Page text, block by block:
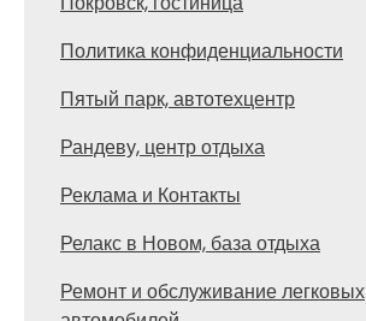
Политика конфиденциальности
Пятый парк, автотехцентр
Рандеву, центр отдыха
Реклама и Контакты
Релакс в Новом, база отдыха
Ремонт и обслуживание легковых